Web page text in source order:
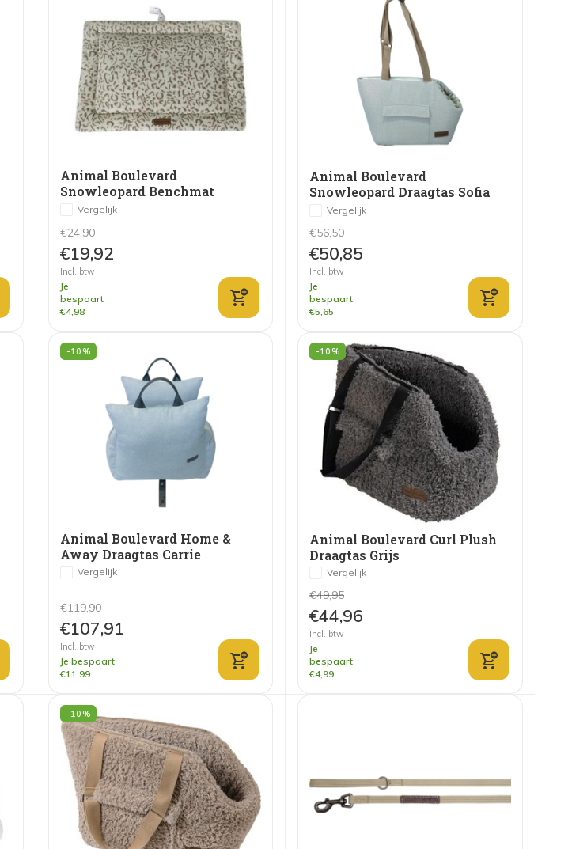
Animal Boulevard
Snowleopard Benchmat
Wit/Grijs
Vergelijk
€24,90
€19,92
Incl. btw
Je
bespaart
€4,98
Animal Boulevard
Snowleopard Draagtas Sofia
Wit/Grijs
Vergelijk
€56,50
€50,85
Incl. btw
Je
bespaart
€5,65
-10%
Animal Boulevard Home &
Away Draagtas Carrie
Lichtgrijs
Vergelijk
€119,90
€107,91
Incl. btw
Je bespaart
€11,99
-10%
Animal Boulevard Curl Plush
Draagtas Grijs
Vergelijk
€49,95
€44,96
Incl. btw
Je
bespaart
€4,99
-10%